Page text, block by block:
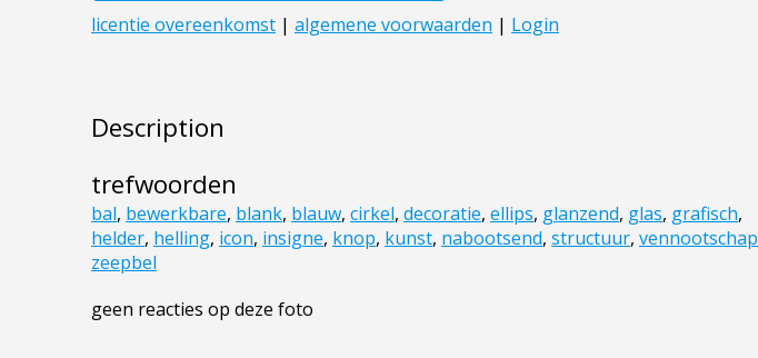
Description
trefwoorden
bal, bewerkbare, blank, blauw, cirkel, decoratie, ellips, glanzend, glas, grafisch,
helder, helling, icon, insigne, knop, kunst, nabootsend, structuur, vennootschap
zeepbel
geen reacties op deze foto